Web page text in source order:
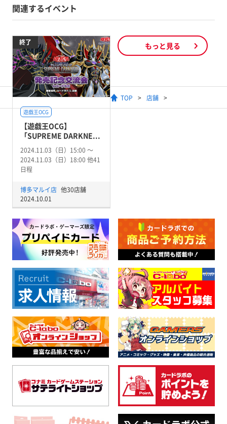
関連するイベント
終了
遊戯王OCG
【遊戯王OCG】
「SUPREME DARKNE...
2024.11.03（日）15:00 〜
2024.11.03（日）18:00 他41
日程
博多マルイ店 他30店舗
2024.10.01
もっと見る
TOP 店舗